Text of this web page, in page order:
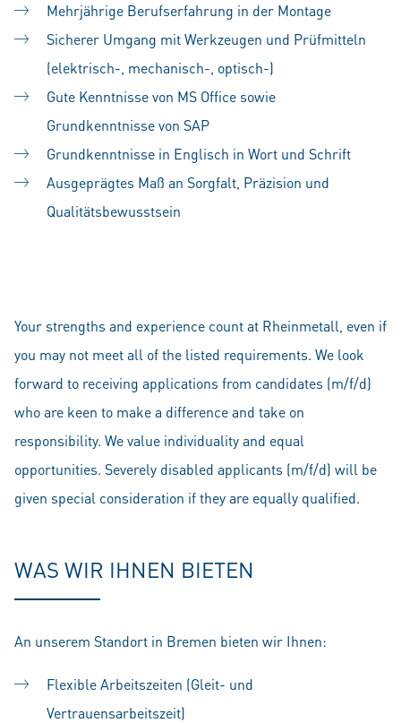
Mehrjährige Berufserfahrung in der Montage
Sicherer Umgang mit Werkzeugen und Prüfmitteln
(elektrisch-, mechanisch-, optisch-)
Gute Kenntnisse von MS Office sowie
Grundkenntnisse von SAP
Grundkenntnisse in Englisch in Wort und Schrift
Ausgeprägtes Maß an Sorgfalt, Präzision und
Qualitätsbewusstsein
Your strengths and experience count at Rheinmetall, even if
you may not meet all of the listed requirements. We look
forward to receiving applications from candidates (m/f/d)
who are keen to make a difference and take on
responsibility. We value individuality and equal
opportunities. Severely disabled applicants (m/f/d) will be
given special consideration if they are equally qualified.
WAS WIR IHNEN BIETEN
An unserem Standort in Bremen bieten wir Ihnen:
Flexible Arbeitszeiten (Gleit- und
Vertrauensarbeitszeit)